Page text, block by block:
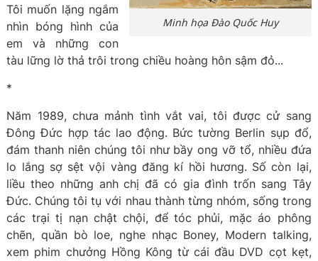
Minh họa Đào Quốc Huy
Tôi muốn lặng ngắm
nhìn bóng hình của
em và những con
tàu lững lờ thả trôi trong chiều hoàng hôn sậm đỏ...
*
Năm 1989, chưa mảnh tình vắt vai, tôi được cử sang
Đông Đức hợp tác lao động. Bức tường Berlin sụp đổ,
đám thanh niên chúng tôi như bầy ong vỡ tổ, nhiều đứa
lo lắng sợ sệt vội vàng đăng kí hồi hương. Số còn lại,
liều theo những anh chị đã có gia đình trốn sang Tây
Đức. Chúng tôi tụ với nhau thành từng nhóm, sống trong
các trại tị nạn chật chội, để tóc phủi, mặc áo phông
chẽn, quần bò loe, nghe nhạc Boney, Modern talking,
xem phim chưởng Hồng Kông từ cái đầu DVD cọt kẹt,